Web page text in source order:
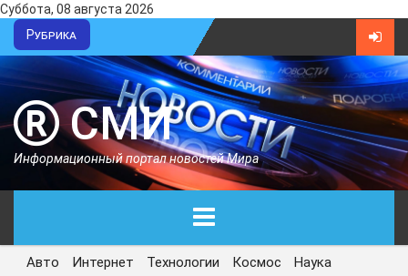
Суббота, 08 августа 2026
Рубрика
СМИ
Информационный портал новостей Мира
ГЛАВНАЯ
Авто Интернет Технологии Космос Наука